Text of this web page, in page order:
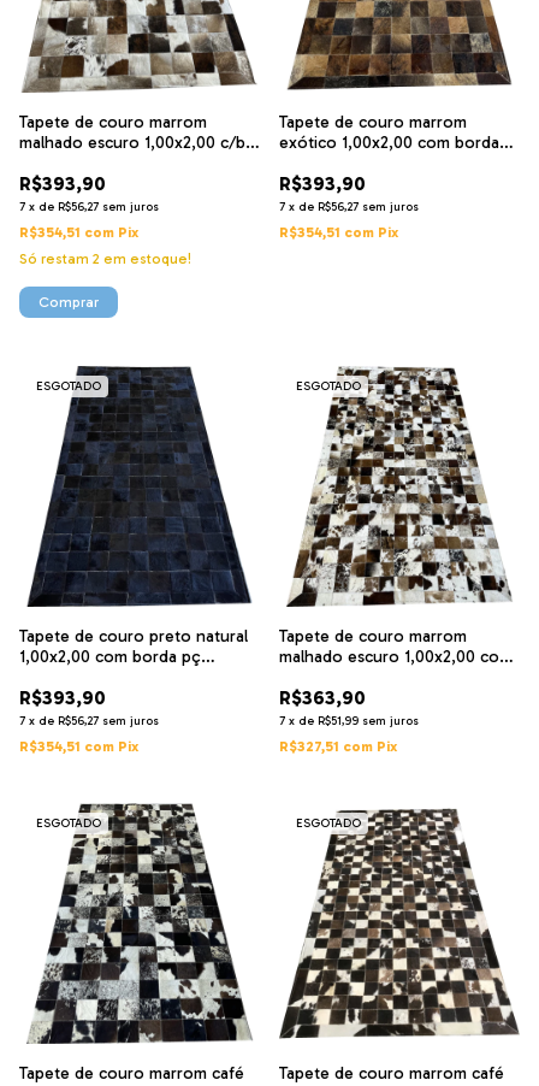
Tapete de couro marrom
malhado escuro 1,00x2,00 c/b
R$393,90
7 x de R$56,27 sem juros
R$354,51 com Pix
Só restam 2 em estoque!
Tapete de couro marrom
exótico 1,00x2,00 com borda
R$393,90
7 x de R$56,27 sem juros
R$354,51 com Pix
ESGOTADO
Tapete de couro preto natural
1,00x2,00 com borda pç
R$393,90
7 x de R$56,27 sem juros
R$354,51 com Pix
ESGOTADO
Tapete de couro marrom
malhado escuro 1,00x2,00 com
R$363,90
7 x de R$51,99 sem juros
R$327,51 com Pix
ESGOTADO
Tapete de couro marrom café
ESGOTADO
Tapete de couro marrom café